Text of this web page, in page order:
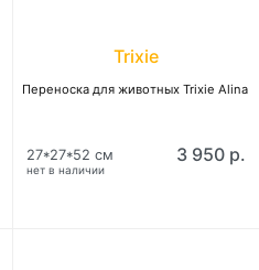
Trixie
Переноска для животных Trixie Alina
нет в наличии
27*27*52 см 3 950 р.